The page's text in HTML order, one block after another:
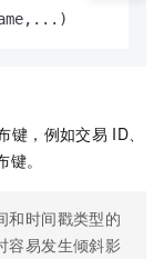
键，例如交易 ID、
。
和时间戳类型的
容易发生倾斜影